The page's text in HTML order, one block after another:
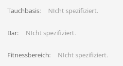
Tauchbasis: NIcht spezifiziert.
Bar: NIcht spezifiziert.
Fitnessbereich: NIcht spezifiziert.